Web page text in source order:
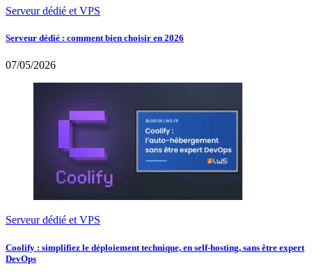
Serveur dédié et VPS
Serveur dédié : comment bien choisir en 2026
07/05/2026
Serveur dédié et VPS
Coolify : simplifiez le déploiement technique, en self-hosting, sans être expert
DevOps